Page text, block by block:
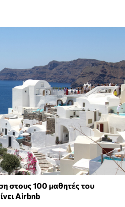
στους 100 μαθητές του
Airbnb